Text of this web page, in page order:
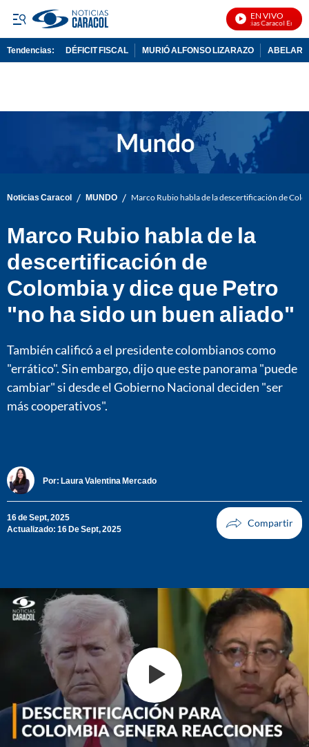
EN VIVO
Noticias Caracol En Vivo
Tendencias: DÉFICIT FISCAL MURIÓ ALFONSO LIZARAZO
Noticias Caracol / MUNDO / Marco Rubio habla de la descertificación de
Marco Rubio habla de la
descertificación de
Colombia y dice que Petro
"no ha sido un buen aliado"
También calificó a el presidente colombianos como
"errático". Sin embargo, dijo que este panorama "puede
cambiar" si desde el Gobierno Nacional deciden "ser
más cooperativos".
Por: Laura Valentina Mercado
16 de Sept, 2025
Actualizado: 16 De Sept, 2025